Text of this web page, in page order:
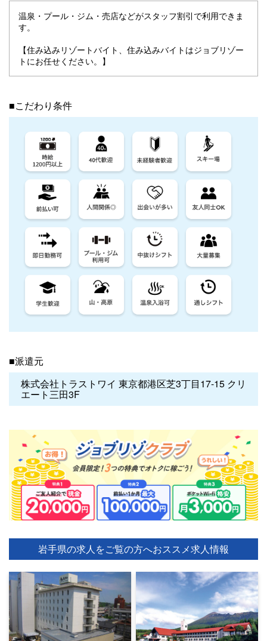
温泉・プール・ジム・売店などがスタッフ割引で利用できま
す。
【住み込みリゾートバイト、住み込みバイトはジョブリゾー
トにお任せください。】
■こだわり条件
■派遣元
株式会社トラストワイ 東京都港区芝3丁目17-15 クリ
エート三田3F
岩手県の求人をご覧の方へおススメ求人情報